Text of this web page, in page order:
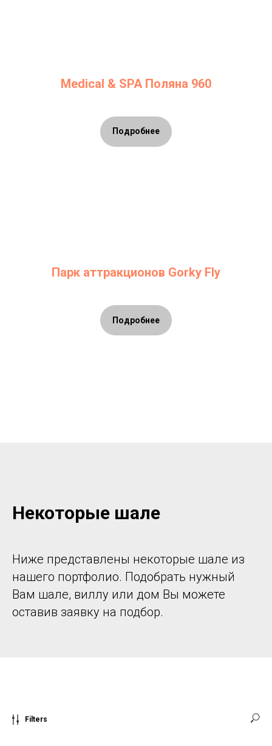
Medical & SPA Поляна 960
Подробнее
Парк аттракционов Gorky Fly
Подробнее
Некоторые шале
Ниже представлены некоторые шале из
нашего портфолио. Подобрать нужный
Вам шале, виллу или дом Вы можете
оставив заявку на подбор.
Filters